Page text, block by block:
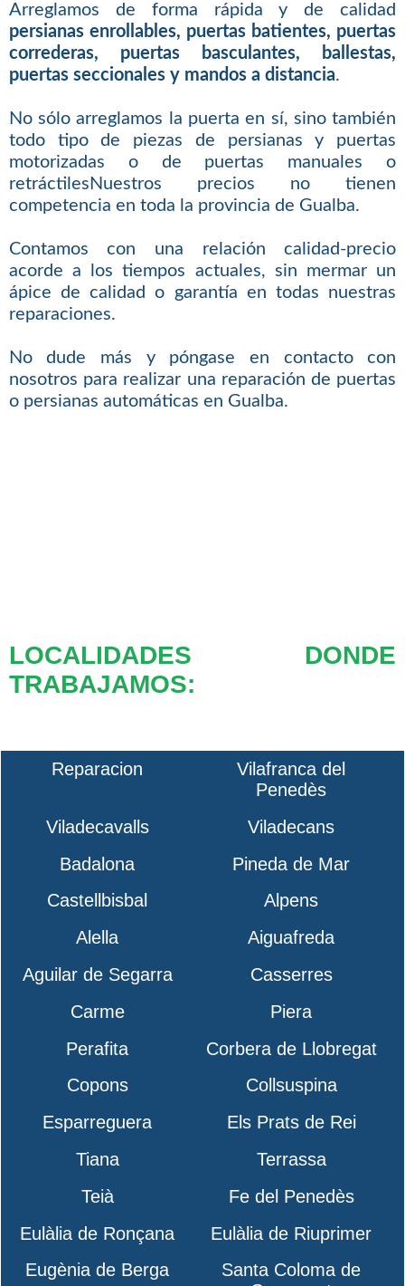
Arreglamos de forma rápida y de calidad
persianas enrollables, puertas batientes, puertas
correderas, puertas basculantes, ballestas,
puertas seccionales y mandos a distancia.
No sólo arreglamos la puerta en sí, sino también
todo tipo de piezas de persianas y puertas
motorizadas o de puertas manuales o
retráctilesNuestros precios no tienen
competencia en toda la provincia de Gualba.
Contamos con una relación calidad-precio
acorde a los tiempos actuales, sin mermar un
ápice de calidad o garantía en todas nuestras
reparaciones.
No dude más y póngase en contacto con
nosotros para realizar una reparación de puertas
o persianas automáticas en Gualba.
LOCALIDADES DONDE
TRABAJAMOS:
Reparacion
Vilafranca del
Penedès
Viladecavalls
Viladecans
Badalona
Pineda de Mar
Castellbisbal
Alpens
Alella
Aiguafreda
Aguilar de Segarra
Casserres
Carme
Piera
Perafita
Corbera de Llobregat
Copons
Collsuspina
Esparreguera
Els Prats de Rei
Tiana
Terrassa
Teià
Fe del Penedès
Eulàlia de Ronçana
Eulàlia de Riuprimer
Eugènia de Berga
Santa Coloma de